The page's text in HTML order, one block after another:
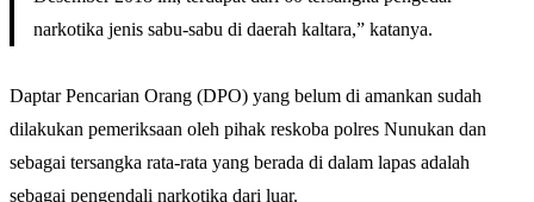
narkotika jenis sabu-sabu di daerah kaltara,” katanya.
Daptar Pencarian Orang (DPO) yang belum di amankan sudah
dilakukan pemeriksaan oleh pihak reskoba polres Nunukan dan
sebagai tersangka rata-rata yang berada di dalam lapas adalah
sebagai pengendali narkotika dari luar.